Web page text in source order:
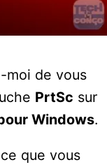
moi de vous
PrtSc sur
Windows.
que vous